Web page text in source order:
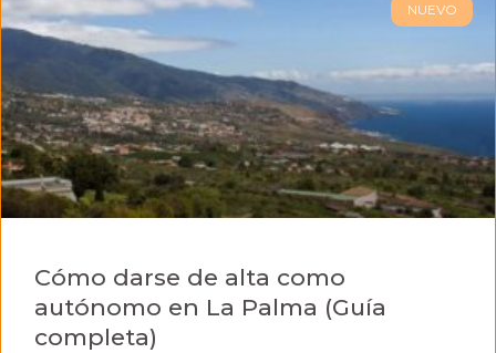
NUEVO
Cómo darse de alta como
autónomo en La Palma (Guía
completa)